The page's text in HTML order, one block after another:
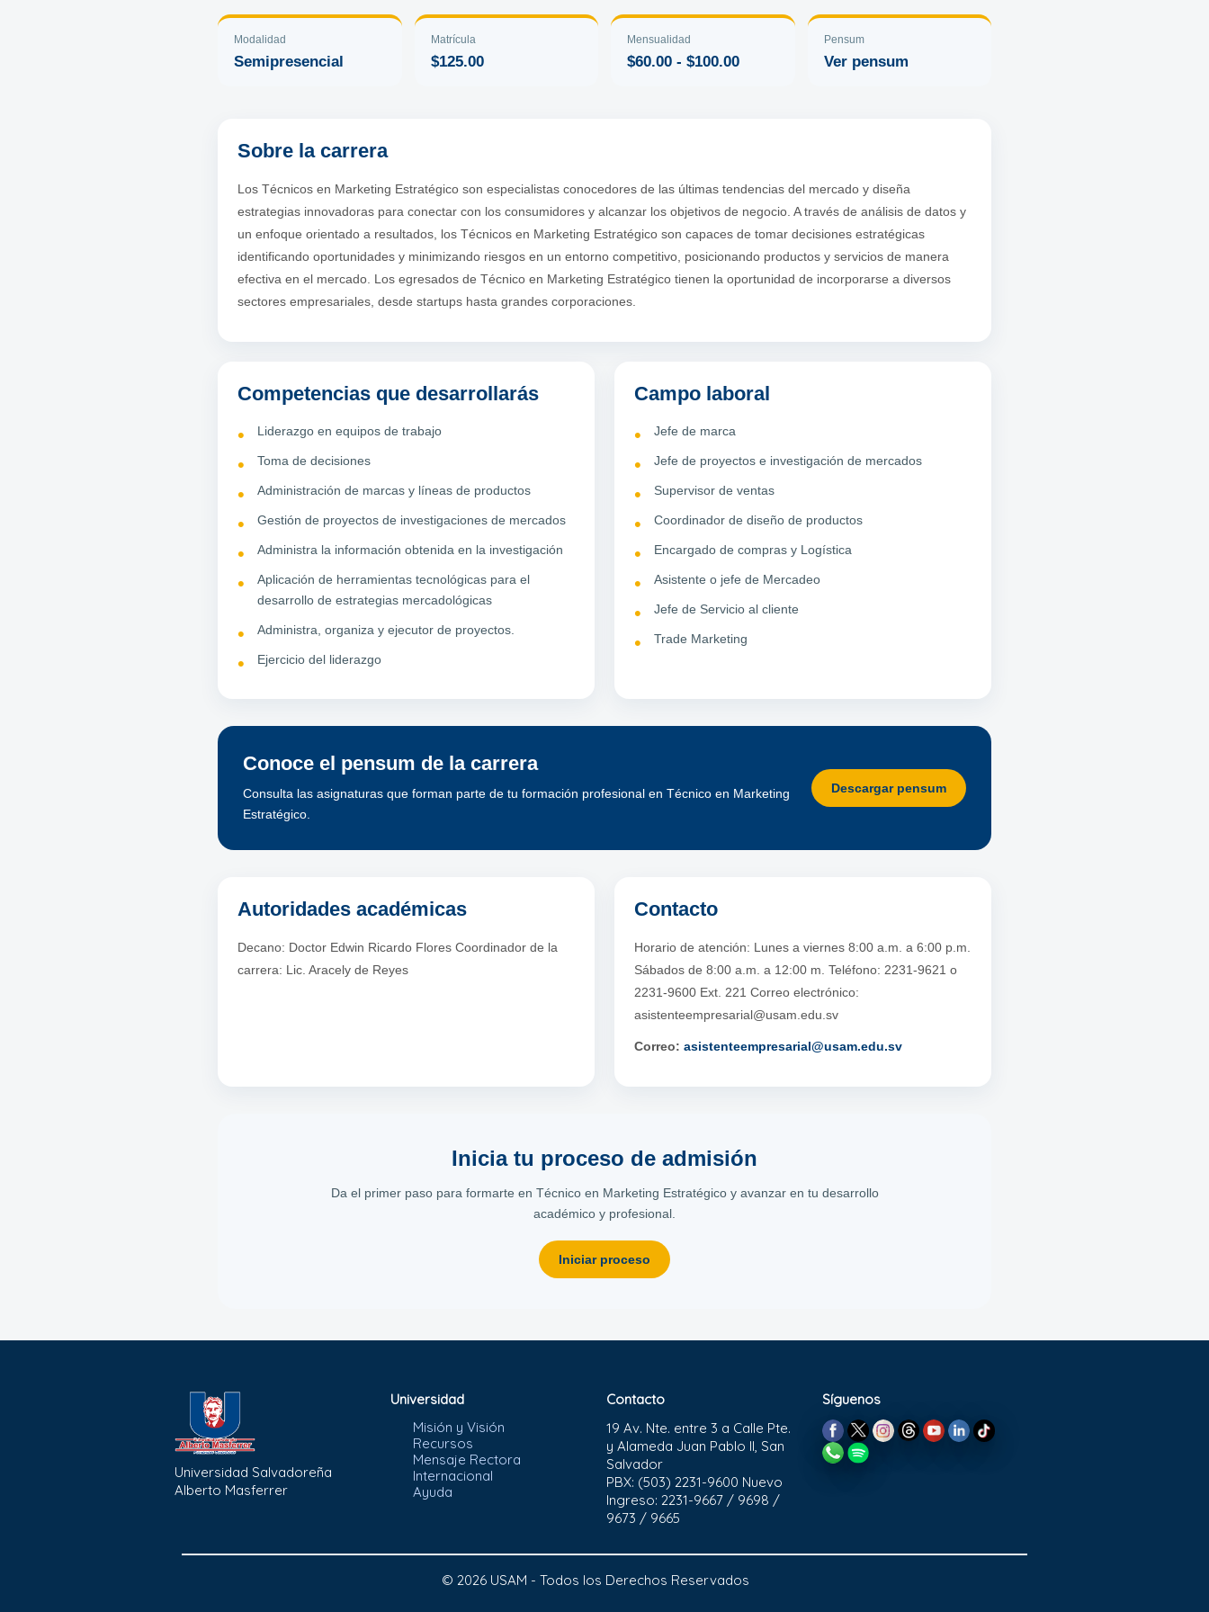
Modalidad
Semipresencial
Matrícula
$125.00
Mensualidad
$60.00 - $100.00
Pensum
Ver pensum
Sobre la carrera
Los Técnicos en Marketing Estratégico son especialistas conocedores de las últimas tendencias del mercado y diseña
estrategias innovadoras para conectar con los consumidores y alcanzar los objetivos de negocio. A través de análisis de datos y
un enfoque orientado a resultados, los Técnicos en Marketing Estratégico son capaces de tomar decisiones estratégicas
identificando oportunidades y minimizando riesgos en un entorno competitivo, posicionando productos y servicios de manera
efectiva en el mercado. Los egresados de Técnico en Marketing Estratégico tienen la oportunidad de incorporarse a diversos
sectores empresariales, desde startups hasta grandes corporaciones.
Competencias que desarrollarás
Liderazgo en equipos de trabajo
Toma de decisiones
Administración de marcas y líneas de productos
Gestión de proyectos de investigaciones de mercados
Administra la información obtenida en la investigación
Aplicación de herramientas tecnológicas para el
desarrollo de estrategias mercadológicas
Administra, organiza y ejecutor de proyectos.
Ejercicio del liderazgo
Campo laboral
Jefe de marca
Jefe de proyectos e investigación de mercados
Supervisor de ventas
Coordinador de diseño de productos
Encargado de compras y Logística
Asistente o jefe de Mercadeo
Jefe de Servicio al cliente
Trade Marketing
Conoce el pensum de la carrera
Consulta las asignaturas que forman parte de tu formación profesional en Técnico en Marketing
Estratégico.
Descargar pensum
Autoridades académicas
Decano: Doctor Edwin Ricardo Flores Coordinador de la
carrera: Lic. Aracely de Reyes
Contacto
Horario de atención: Lunes a viernes 8:00 a.m. a 6:00 p.m.
Sábados de 8:00 a.m. a 12:00 m. Teléfono: 2231-9621 o
2231-9600 Ext. 221 Correo electrónico:
asistenteempresarial@usam.edu.sv
Correo: asistenteempresarial@usam.edu.sv
Inicia tu proceso de admisión
Da el primer paso para formarte en Técnico en Marketing Estratégico y avanzar en tu desarrollo
académico y profesional.
Iniciar proceso
Universidad Salvadoreña
Alberto Masferrer
Universidad
Misión y Visión
Recursos
Mensaje Rectora
Internacional
Ayuda
Contacto
19 Av. Nte. entre 3 a Calle Pte.
y Alameda Juan Pablo II, San
Salvador
PBX: (503) 2231-9600 Nuevo
Ingreso: 2231-9667 / 9698 /
9673 / 9665
Síguenos
© 2026 USAM - Todos los Derechos Reservados